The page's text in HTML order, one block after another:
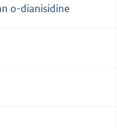
o-dianisidine